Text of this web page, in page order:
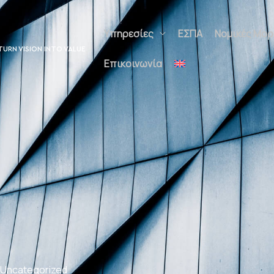
POTENTIAL
Υπηρεσίες ΕΣΠΑ Νομικές
Επικοινωνία
Uncategorized